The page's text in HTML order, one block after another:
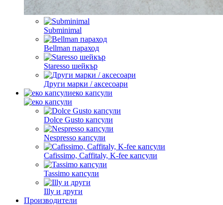
Subminimal
Bellman параход
Staresso шейкър
Други марки / аксесоари
еко капсули
Dolce Gusto капсули
Nespresso капсули
Cafissimo, Caffitaly, K-fee капсули
Tassimo капсули
Illy и други
Производители